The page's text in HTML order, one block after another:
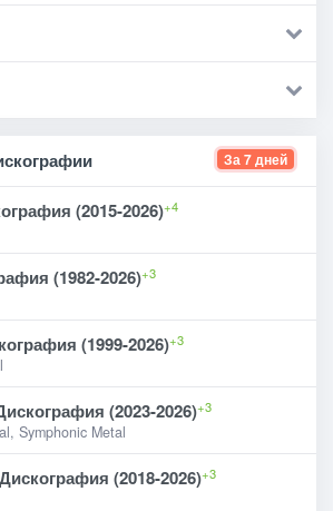
За 7 дней
(2015-2026)+4
(1982-2026)+3
(1999-2026)+3
(2023-2026)+3
Symphonic Metal
(2018-2026)+3